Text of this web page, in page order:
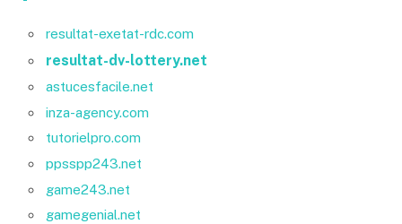
resultat-exetat-rdc.com
resultat-dv-lottery.net
astucesfacile.net
inza-agency.com
tutorielpro.com
ppsspp243.net
game243.net
gamegenial.net